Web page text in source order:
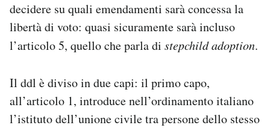
decidere su quali emendamenti sarà concessa la
libertà di voto: quasi sicuramente sarà incluso
l’articolo 5, quello che parla di stepchild adoption.
Il ddl è diviso in due capi: il primo capo,
all’articolo 1, introduce nell’ordinamento italiano
l’istituto dell’unione civile tra persone dello stesso